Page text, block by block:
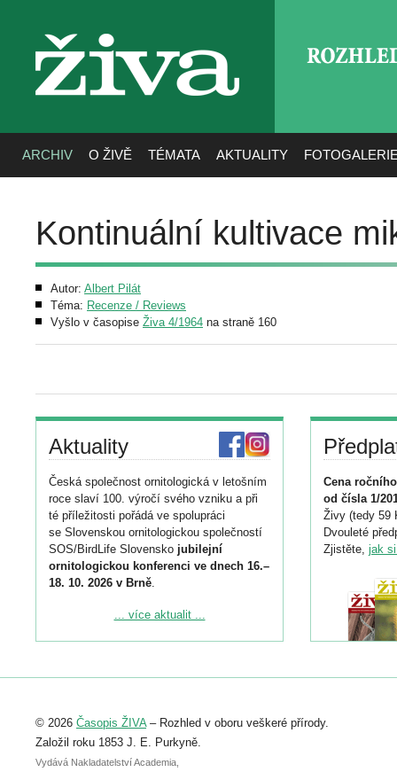
živa
ARCHIV O ŽIVĚ TÉMATA AKTUALITY
Kontinuální kultivace
Autor: Albert Pilát
Téma: Recenze / Reviews
Vyšlo v časopise Živa 4/1964 na straně 160
Aktuality
Česká společnost ornitologická v letošním
roce slaví 100. výročí svého vzniku a při
té příležitosti pořádá ve spolupráci
se Slovenskou ornitologickou společností
SOS/BirdLife Slovensko jubilejní
ornitologickou konferenci ve dnech 16.–
18. 10. 2026 v Brně.
Podrobnější informace ke konferenci
Registrovat se můžete do 6. září.
abstraktu přihlášené přednášky nebo
posteru je už 30. června.
... více aktualit ...
Cena
od čísla 1/
Živy (tedy 59
Dvouleté
Zjistěte, jak
© 2026 Časopis ŽIVA– Rozhled v oboru veškeré přírody.
Založil roku 1853 J. E. Purkyně.
Vydává Nakladatelství Academia,